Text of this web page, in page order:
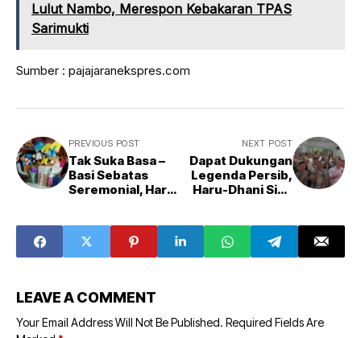
Lulut Nambo, Merespon Kebakaran TPAS
Sarimukti
Sumber : pajajaranekspres.com
PREVIOUS POST
Tak Suka Basa –
Basi Sebatas
Seremonial, Haru
Ekonomi Kreatif
Bandung
NEXT POST
Dapat Dukungan
Legenda Persib,
Haru-Dhani Siap
LEAVE A COMMENT
Your Email Address Will Not Be Published. Required Fields Are